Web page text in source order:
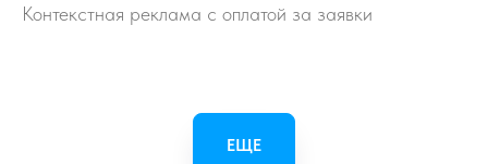
Контекстная реклама с оплатой за заявки
ЕЩЕ